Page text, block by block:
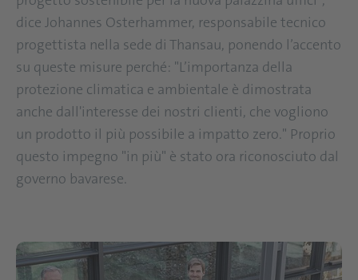
dice Johannes Osterhammer, responsabile tecnico
progettista nella sede di Thansau, ponendo l’accento
su queste misure perché: "L’importanza della
protezione climatica e ambientale è dimostrata
anche dall'interesse dei nostri clienti, che vogliono
un prodotto il più possibile a impatto zero." Proprio
questo impegno "in più" è stato ora riconosciuto dal
governo bavarese.